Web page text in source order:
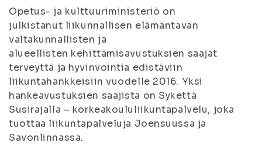
Opetus- ja kulttuuriministeriö on
julkistanut liikunnallisen elämäntavan
valtakunnallisten ja
alueellisten kehittämisavustuksien saajat
terveyttä ja hyvinvointia edistäviin
liikuntahankkeisiin vuodelle 2016. Yksi
hankeavustuksien saajista on Sykettä
Susirajalla – korkeakoululiikuntapalvelu, joka
tuottaa liikuntapalveluja Joensuussa ja
Savonlinnassa.